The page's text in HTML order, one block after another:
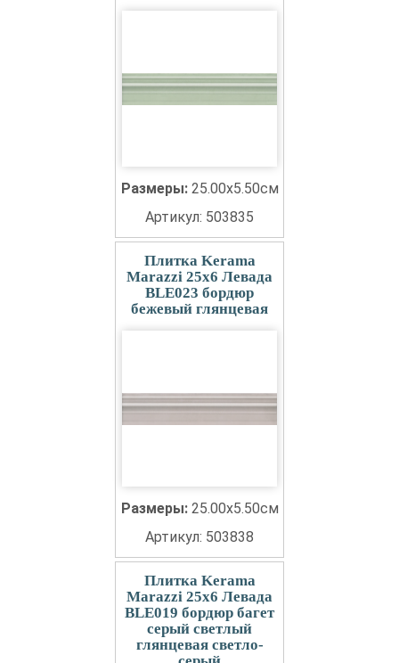
Размеры: 25.00x5.50см
Артикул: 503835
Плитка Kerama
Marazzi 25x6 Левада
BLE023 бордюр
бежевый глянцевая
Размеры: 25.00x5.50см
Артикул: 503838
Плитка Kerama
Marazzi 25x6 Левада
BLE019 бордюр багет
серый светлый
глянцевая светло-